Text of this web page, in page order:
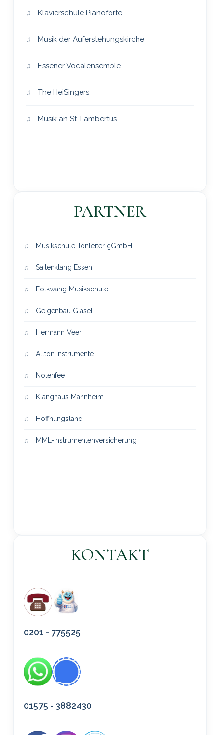
Klavierschule Pianoforte
Musik der Auferstehungskirche
Essener Vocalensemble
The HeiSingers
Musik an St. Lambertus
PARTNER
Musikschule Tonleiter gGmbH
Saitenklang Essen
Folkwang Musikschule
Geigenbau Gläsel
Hermann Veeh
Allton Instrumente
Notenfee
Klanghaus Mannheim
Hoffnungsland
MML-Instrumentenversicherung
KONTAKT
0201 - 775525
01575 - 3882430